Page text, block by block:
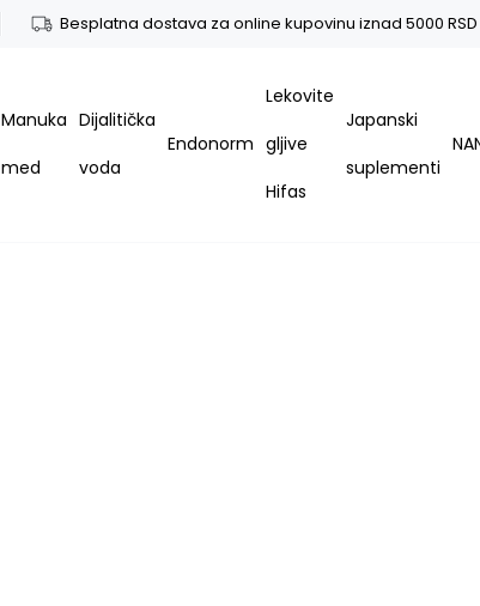
Besplatna dostava za online kupovinu iznad 5000 RSD
Manuka
med
Dijalitička
voda
Endonorm
Lekovite
gljive
Hifas
Japanski
suplementi